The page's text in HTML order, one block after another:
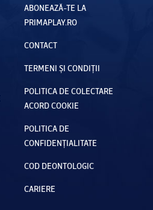
ABONEAZĂ-TE LA
PRIMAPLAY.RO
CONTACT
TERMENI ȘI CONDIȚII
POLITICA DE COLECTARE
ACORD COOKIE
POLITICA DE
CONFIDENȚIALITATE
COD DEONTOLOGIC
CARIERE